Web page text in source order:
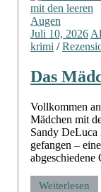
Juli 10, 2026
krimi /
Das
Vollkommen
Mädchen mit
Sandy DeLuca
gefangen –
abgeschiedene
Weiterlesen